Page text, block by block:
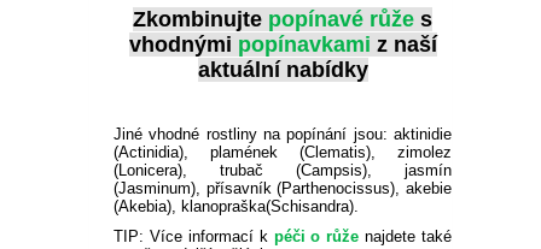
Zkombinujte popínavé růže s
vhodnými popínavkami z naší
aktuální nabídky
Jiné vhodné rostliny na popínání jsou: aktinidie
(Actinidia), plamének (Clematis), zimolez
(Lonicera), trubač (Campsis), jasmín
(Jasminum), přísavník (Parthenocissus), akebie
(Akebia), klanopraška(Schisandra).
TIP: Více informací k péči o růže najdete také